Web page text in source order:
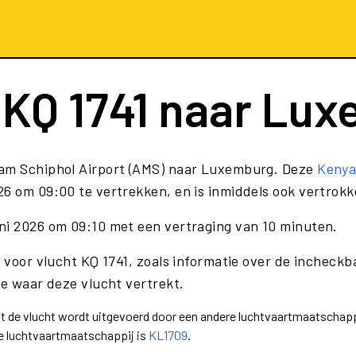
KQ 1741 naar
Schiphol Airport (AMS) naar Luxemburg. Deze
om 09:00 te vertrekken, en is inmiddels ook
2026 om 09:10 met een vertraging van 10 minuten.
vlucht KQ 1741, zoals informatie over de
waar deze vlucht vertrekt.
de vlucht wordt uitgevoerd door een andere
luchtvaartmaatschappij is KL1709.